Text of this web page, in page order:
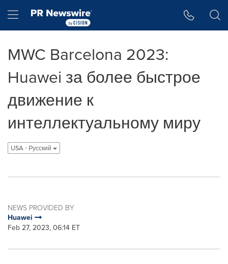
Hamburger menu
MWC Barcelona 2023:
Huawei за более быстрое
движение к
интеллектуальному миру
USA - Pусский
NEWS PROVIDED BY
Huawei
Feb 27, 2023, 06:14 ET